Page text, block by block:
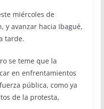
miércoles de
y avanzar hacia Ibagué,
tarde.
se teme que la
en enfrentamientos
pública, como ya
de la protesta,